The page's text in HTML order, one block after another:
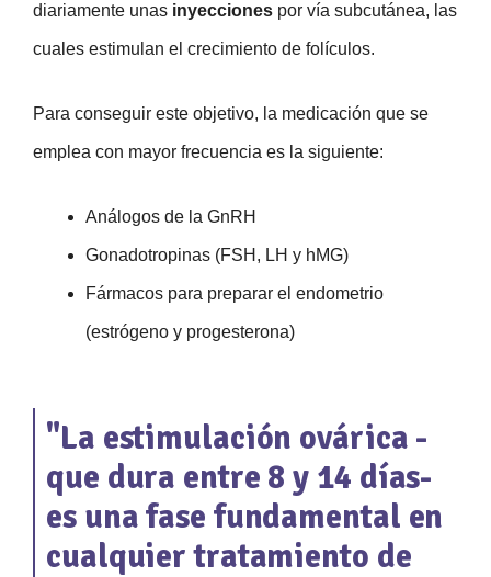
diariamente unas inyecciones por vía subcutánea, las
cuales estimulan el crecimiento de folículos.
Para conseguir este objetivo, la medicación que se
emplea con mayor frecuencia es la siguiente:
Análogos de la GnRH
Gonadotropinas (FSH, LH y hMG)
Fármacos para preparar el endometrio
(estrógeno y progesterona)
"La estimulación ovárica -
que dura entre 8 y 14 días-
es una fase fundamental en
cualquier tratamiento de